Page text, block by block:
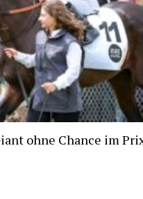
ohne Chance im